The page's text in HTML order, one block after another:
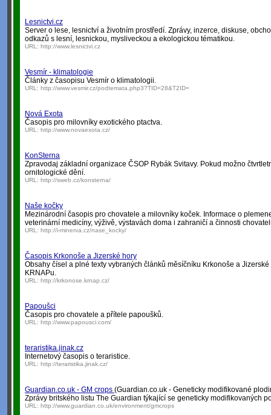
Lesnictvi.cz
Server o lese, lesnictví a životním prostředí. Zprávy, inzerce, diskuse,
odkazů s lesní, lesnickou, mysliveckou a ekologickou tématikou.
URL: http://www.lesnictvi.cz
Vesmír - klimatologie
Články z časopisu Vesmír o klimatologii.
URL: http://www.vesmir.cz/podtemata.php3?TID=28&T2ID=
Nová Exota
Časopis pro milovníky exotického ptactva.
URL: http://www.novaexota.cz/
KonSterna
Zpravodaj základní organizace ČSOP Rybák Svitavy. Pokud možno
ornitologické dění.
URL: http://sweb.cz/konsterna/
Naše kočky
Mezinárodní časopis pro chovatele a milovníky koček. Informace o
veterinární medicíny, výživě, výstavách doma i zahraničí a činnosti
URL: http://i-minerva.cz/nase_kocky/
Časopis Krkonoše a Jizerské hory
Obsahy čísel a plné texty vybraných článků měsíčníku Krkonoše a
KRNAPu.
URL: http://krkonose.krnap.cz/
Papoušci
Časopis pro chovatele a přítele papoušků.
URL: http://www.papousci.com/
teraristika.jinak.cz
Internetový časopis o teraristice.
URL: http://teraristika.jinak.cz/
Guardian.co.uk - GM crops (Guardian.co.uk - Geneticky modifikované
Zprávy britského listu The Guardian týkající se geneticky modifikovaných
URL: http://www.guardian.co.uk/environment/gmcrops